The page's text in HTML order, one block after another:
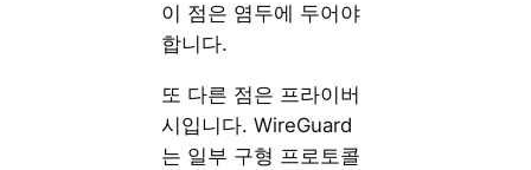
이 점은 염두에 두어야
합니다.
또 다른 점은 프라이버
시입니다. WireGuard
는 일부 구형 프로토콜